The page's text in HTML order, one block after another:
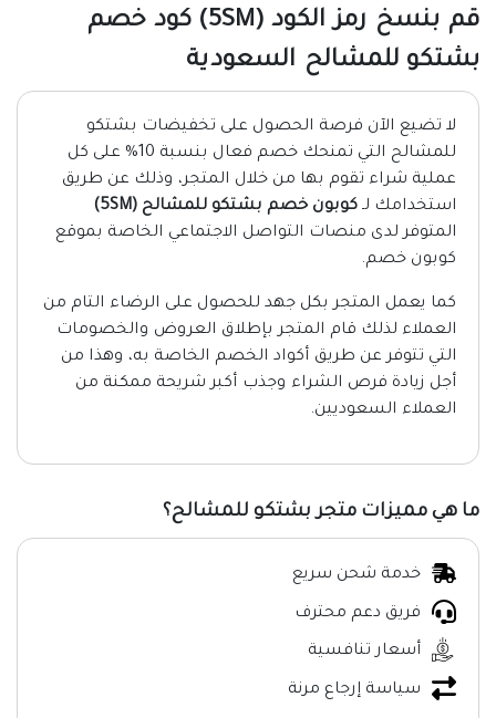
قم بنسخ رمز الكود (5SM) كود خصم
بشتكو للمشالح السعودية
لا تضيع الآن فرصة الحصول على تخفيضات بشتكو
للمشالح التي تمنحك خصم فعال بنسبة 10% على كل
عملية شراء تقوم بها من خلال المتجر، وذلك عن طريق
استخدامك لـ كوبون خصم بشتكو للمشالح (5SM)
المتوفر لدى منصات التواصل الاجتماعي الخاصة بموقع
كوبون خصم.
كما يعمل المتجر بكل جهد للحصول على الرضاء التام من
العملاء لذلك قام المتجر بإطلاق العروض والخصومات
التي تتوفر عن طريق أكواد الخصم الخاصة به، وهذا من
أجل زيادة فرص الشراء وجذب أكبر شريحة ممكنة من
العملاء السعوديين.
ما هي مميزات متجر بشتكو للمشالح؟
خدمة شحن سريع
فريق دعم محترف
أسعار تنافسية
سياسة إرجاع مرنة